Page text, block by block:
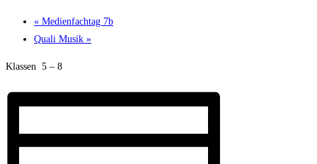
« Medienfachtag 7b
Quali Musik »
Klassen 5 – 8